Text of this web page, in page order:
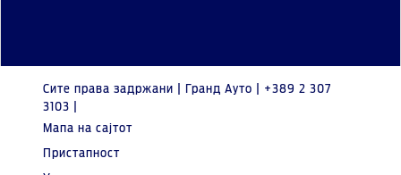
Сите права задржани | Гранд Ауто | +389 2 307
3103 |
Мапа на сајтот
Пристапност